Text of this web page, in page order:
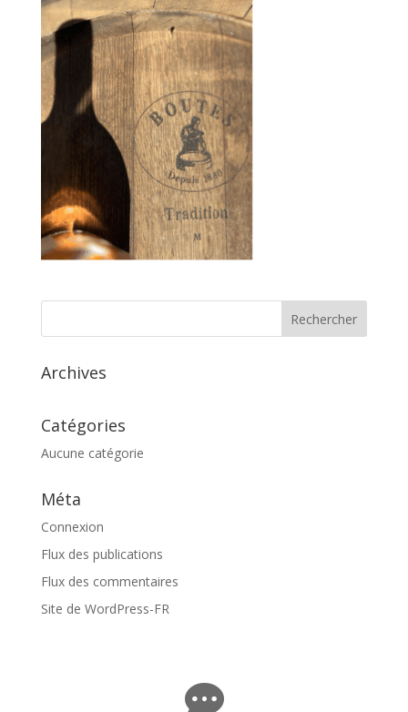
Archives
Catégories
Aucune catégorie
Méta
Connexion
Flux des publications
Flux des commentaires
Site de WordPress-FR
